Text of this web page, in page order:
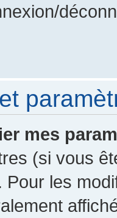
mes
(si vous
Pour les